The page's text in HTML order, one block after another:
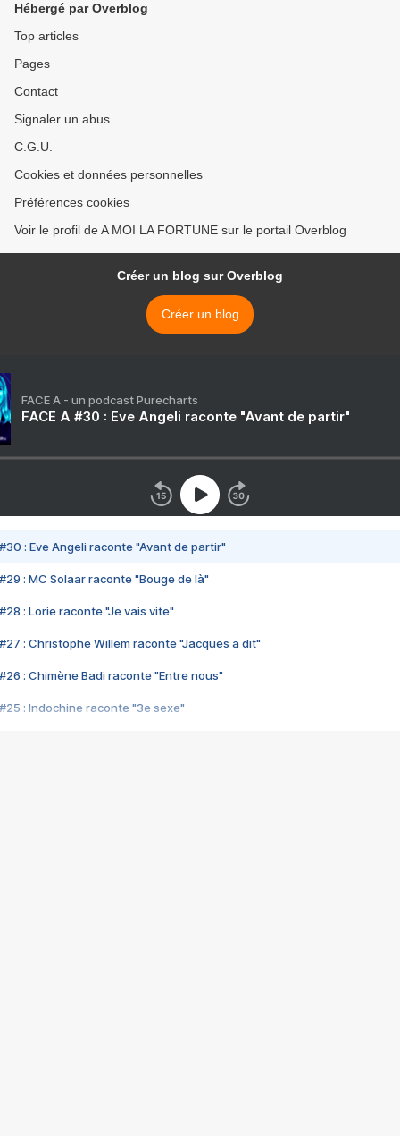
Hébergé par Overblog
Top articles
Pages
Contact
Signaler un abus
C.G.U.
Cookies et données personnelles
Préférences cookies
Voir le profil de A MOI LA FORTUNE sur le portail Overblog
Créer un blog sur Overblog
Créer un blog
FACE A - un podcast Purecharts
FACE A #30 : Eve Angeli raconte "Avant de partir"
#30 : Eve Angeli raconte "Avant de partir"
#29 : MC Solaar raconte "Bouge de là"
#28 : Lorie raconte "Je vais vite"
#27 : Christophe Willem raconte "Jacques a dit"
#26 : Chimène Badi raconte "Entre nous"
#25 : Indochine raconte "3e sexe"